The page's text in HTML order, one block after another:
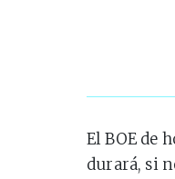
El BOE de
durará, si